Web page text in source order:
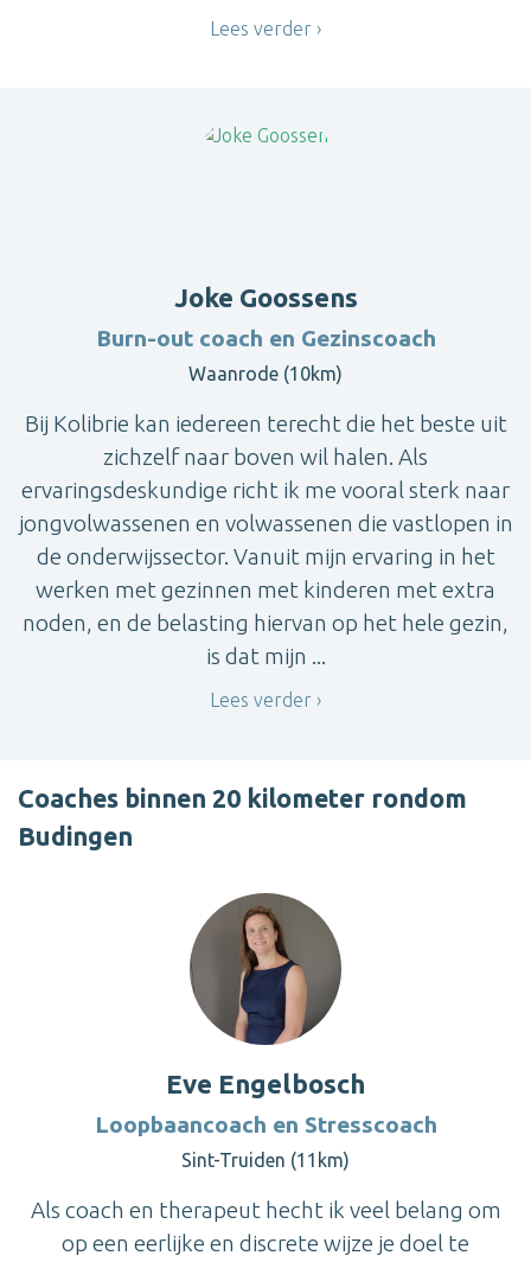
Lees verder
Joke Goossens
Burn-out coach en Gezinscoach
Waanrode (10km)
Bij Kolibrie kan iedereen terecht die het beste uit
zichzelf naar boven wil halen. Als
ervaringsdeskundige richt ik me vooral sterk naar
jongvolwassenen en volwassenen die vastlopen in
de onderwijssector. Vanuit mijn ervaring in het
werken met gezinnen met kinderen met extra
noden, en de belasting hiervan op het hele gezin,
is dat mijn ...
Lees verder
Coaches binnen 20 kilometer rondom
Budingen
Eve Engelbosch
Loopbaancoach en Stresscoach
Sint-Truiden (11km)
Als coach en therapeut hecht ik veel belang om
op een eerlijke en discrete wijze je doel te